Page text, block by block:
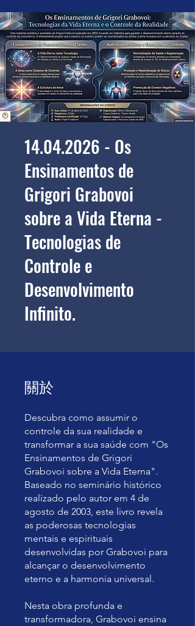
14.04.2026 - Os
Ensinamentos de
Grigori Grabovoi
sobre a Vida Eterna -
Tecnologias de
Controle e
Desenvolvimento
Infinito.
關於
Descubra como assumir o
controle da sua realidade e
transformar a sua saúde com "Os
Ensinamentos de Grigori
Grabovoi sobre a Vida Eterna".
Baseado no seminário histórico
realizado pelo autor em 4 de
agosto de 2003, este livro revela
as poderosas tecnologias
mentais e espirituais
desenvolvidas por Grabovoi para
alcançar o desenvolvimento
eterno e a harmonia universal.
Nesta obra profunda e
transformadora, Grabovoi ensina